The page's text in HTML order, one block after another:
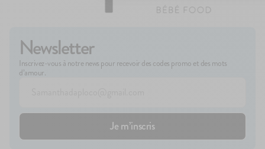
Newsletter
Inscrivez-vous à notre news pour recevoir des codes promo et des mots
d’amour.